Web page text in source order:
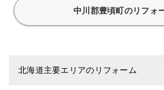
中川郡豊頃町のリフォ
北海道主要エリアのリフォーム